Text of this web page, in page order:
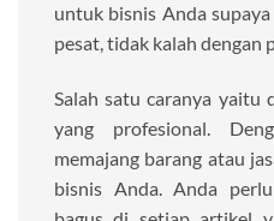
untuk bisnis Anda
pesat, tidak kalah dengan
Salah satu caranya yaitu
yang profesional.
memajang barang atau
bisnis Anda. Anda